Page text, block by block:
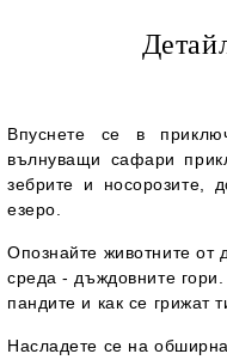
Впуснете се в
вълнуващи сафари
зебрите и носорозите,
езеро.
Опознайте животните от
среда - дъждовните
пандите и как се грижат
Насладете се на